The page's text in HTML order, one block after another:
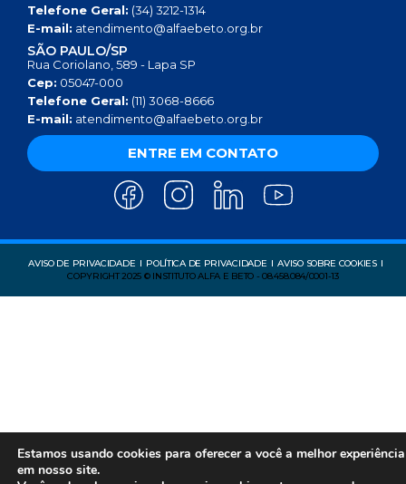
Telefone Geral: (34) 3212-1314
E-mail: atendimento@alfaebeto.org.br
SÃO PAULO/SP
Rua Coriolano, 589 - Lapa SP
Cep: 05047-000
Telefone Geral: (11) 3068-8666
E-mail: atendimento@alfaebeto.org.br
ENTRE EM CONTATO
AVISO DE PRIVACIDADE POLÍTICA DE PRIVACIDADE
AVISO SOBRE COOKIES
COPYRIGHT 2025 © INSTITUTO ALFA E BETO - 08.458.084/0001-13
Estamos usando cookies para oferecer a você a melhor experiência
em nosso site.